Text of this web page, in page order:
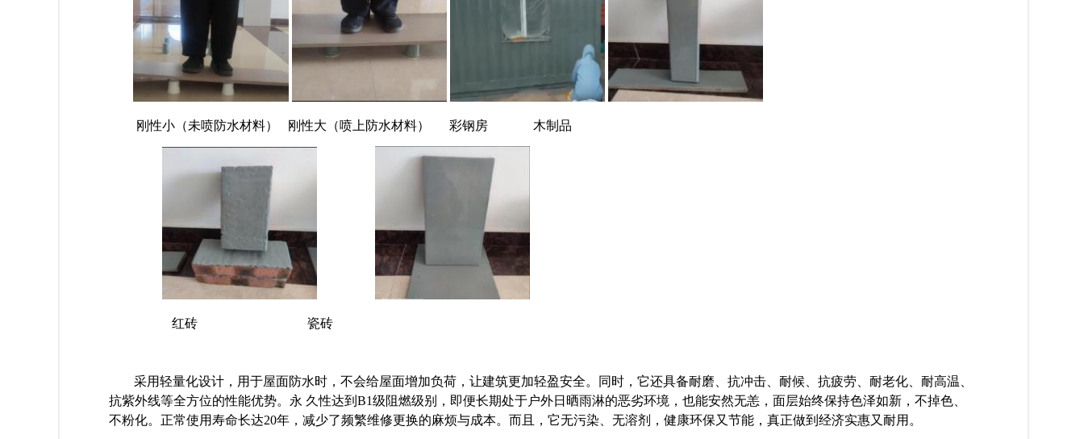
刚性小（未喷防水材料） 刚性大（喷上防水材料） 彩钢房 木制品
红砖 瓷砖
采用轻量化设计，用于屋面防水时，不会给屋面增加负荷，让建筑更加轻盈安全。同时，它还具备耐磨、抗冲击、耐候、抗疲劳、耐老化、耐高温、
抗紫外线等全方位的性能优势。永 久性达到 B1级阻燃级别，即便长期处于户外日晒雨淋的恶劣环境，也能安然无恙，面层始终保持色泽如新，不掉色、
不粉化。正常使用寿命长达20年，减少了频繁维修更换的麻烦与成本。而且，它无污染、无溶剂，健康环保又节能，真正做到经济实惠又耐用。